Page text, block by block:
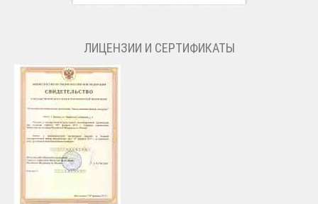
ЛИЦЕНЗИИ И СЕРТИФИКАТЫ